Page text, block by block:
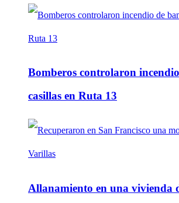
Bomberos controlaron
casillas en Ruta 13
Allanamiento en una vivienda